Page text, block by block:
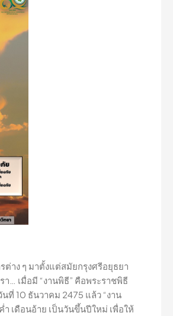
าง ๆ มาตั้งแต่สมัยกรุงศรีอยุธยา
เมื่อมี “งานพิธี” คือพระราชพิธี
10 ธันวาคม 2475 แล้ว “งาน
เดือนอ้าย เป็นวันขึ้นปีใหม่ เพื่อให้